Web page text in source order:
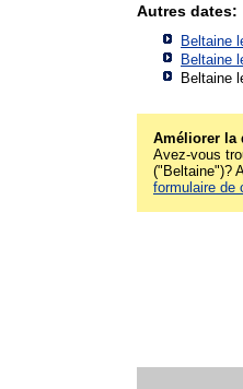
Autres dates:
Beltaine
Beltaine
Beltaine
Améliorer la
Avez-vous
("Beltaine")?
formulaire de